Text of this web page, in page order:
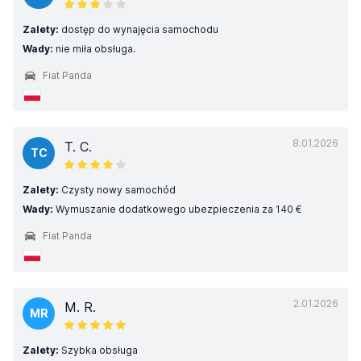
Zalety: dostęp do wynajęcia samochodu
Wady: nie miła obsługa.
Fiat Panda
8.01.2026
TC T. C.
Zalety: Czysty nowy samochód
Wady: Wymuszanie dodatkowego ubezpieczenia za 140 €
Fiat Panda
2.01.2026
MR M. R.
Zalety: Szybka obsługa